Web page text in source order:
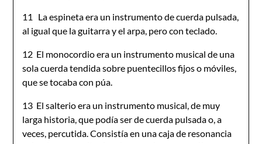
11 La espineta era un instrumento de cuerda pulsada,
al igual que la guitarra y el arpa, pero con teclado.
12 El monocordio era un instrumento musical de una
sola cuerda tendida sobre puentecillos fijos o móviles,
que se tocaba con púa.
13 El salterio era un instrumento musical, de muy
larga historia, que podía ser de cuerda pulsada o, a
veces, percutida. Consistía en una caja de resonancia